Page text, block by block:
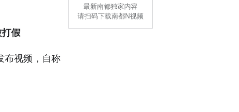
假
布视频，自称
最新南都独家内容
请扫码下载南都N视频